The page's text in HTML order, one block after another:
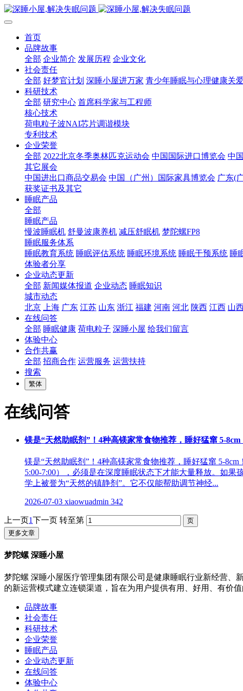
首页
品牌故事
全部 企业简介 发展历程 企业文化
社会责任
全部 好梦官计划 深睡小屋进万家 青少年睡眠与心理健康关
科研技术
全部 研究中心 首席科学家与工程师
核心技术
荷电粒子波NAI芯片调谐模块
专利技术
企业荣誉
全部 2022北京冬季奥林匹克运动会 中国国际进口博览会 中
其它展会
中国进出口商品交易会 中国（广州）国际家具博览会 广东(
获奖证书及其它
睡眠产品
全部
睡眠产品
慢波睡眠机 舒曼波康养机 减压舒眠机 梦陀螺FP8
睡眠服务体系
睡眠教育系统 睡眠评估系统 睡眠环境系统 睡眠干预系统 睡
体验者分享
企业动态更新
全部 新闻媒体报道 企业动态 睡眠知识
城市动态
北京
上海 广东 江苏 山东 浙江 福建 河南 河北 陕西 江西 山
在线问答
全部 睡眠健康 荷电粒子 深睡小屋 给我们留言
体验中心
合作共赢
全部 招商合作 运营服务 运营扶持
搜索
繁体
在线问答
镁是“天然助眠剂”！4种高镁家常食物推荐，睡好猛窜 5-8cm
镁是“天然助眠剂”！4种高镁家常食物推荐，睡好猛窜 5-
5:00-7:00），必须是在深度睡眠状态下才能大量释放。如
学上被誉为“天然的镇静剂”。它不仅能帮助调节神经...
2026-07-03 xiaowuadmin 342
上一页1下一页 转至第
更多文章
梦陀螺 深睡小屋
梦陀螺 深睡小屋医疗管理集团有限公司是健康睡眠行业新经营、
的新运营模式建立连锁渠道，旨在为用户提供有用、好用、有价值
品牌故事
社会责任
科研技术
企业荣誉
睡眠产品
企业动态更新
在线问答
体验中心